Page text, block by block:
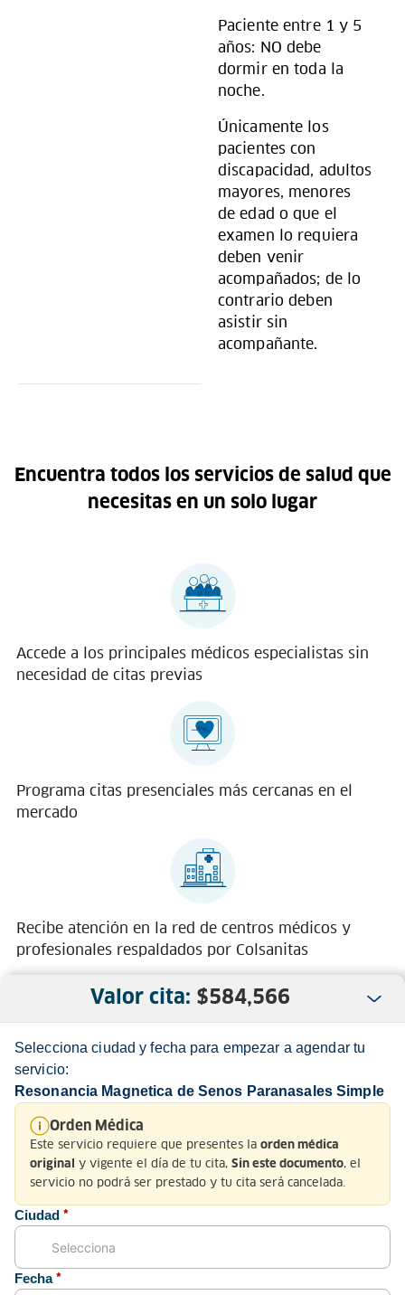
Paciente entre 1 y 5
años: NO debe
dormir en toda la
noche.
Únicamente los
pacientes con
discapacidad, adultos
mayores, menores
de edad o que el
examen lo requiera
deben venir
acompañados; de lo
contrario deben
asistir sin
acompañante.
Valor cita: $584,566
Selecciona ciudad y fecha para empezar a agendar tu
servicio:
Resonancia Magnetica de Senos Paranasales Simple
Orden Médica
Este servicio requiere que presentes la orden médica
original
y vigente el día de tu cita, Sin este documento, el
servicio no podrá ser prestado y tu cita será cancelada.
Ciudad *
Fecha *
Encuentra todos los servicios de salud que
necesitas en un solo lugar
Accede a los principales médicos especialistas sin
necesidad de citas previas
Programa citas presenciales más cercanas en el
mercado
Recibe atención en la red de centros médicos y
profesionales respaldados por Colsanitas
Servicio al Cliente
Normatividad